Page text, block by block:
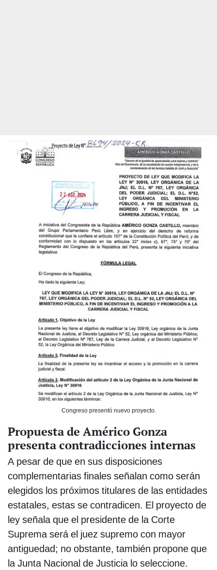
Congreso presentó nuevo proyecto.
Propuesta de Américo Gonza
presenta contradicciones internas
A pesar de que en sus disposiciones
complementarias finales señalan como serán
elegidos los próximos titulares de las entidades
estatales, estas se contradicen. El proyecto de
ley señala que el presidente de la Corte
Suprema será el juez supremo con mayor
antiguedad; no obstante, también propone que
la Junta Nacional de Justicia lo seleccione.